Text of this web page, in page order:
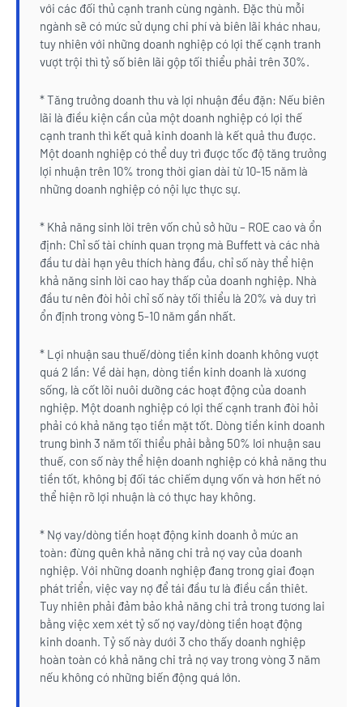
với các đối thủ cạnh tranh cùng ngành. Đặc thù mỗi
ngành sẽ có mức sử dụng chi phí và biên lãi khác nhau,
tuy nhiên với những doanh nghiệp có lợi thế cạnh tranh
vượt trội thì tỷ số biên lãi gộp tối thiểu phải trên 30%.
* Tăng trưởng doanh thu và lợi nhuận đều đặn: Nếu biên
lãi là điều kiện cần của một doanh nghiệp có lợi thế
cạnh tranh thì kết quả kinh doanh là kết quả thu được.
Một doanh nghiệp có thể duy trì được tốc độ tăng trưởng
lợi nhuận trên 10% trong thời gian dài từ 10-15 năm là
những doanh nghiệp có nội lực thực sự.
* Khả năng sinh lời trên vốn chủ sở hữu – ROE cao và ổn
định: Chỉ số tài chính quan trọng mà Buffett và các nhà
đầu tư dài hạn yêu thích hàng đầu, chỉ số này thể hiện
khả năng sinh lời cao hay thấp của doanh nghiệp. Nhà
đầu tư nên đòi hỏi chỉ số này tối thiểu là 20% và duy trì
ổn định trong vòng 5-10 năm gần nhất.
* Lợi nhuận sau thuế/dòng tiền kinh doanh không vượt
quá 2 lần: Về dài hạn, dòng tiền kinh doanh là xương
sống, là cốt lõi nuôi dưỡng các hoạt động của doanh
nghiệp. Một doanh nghiệp có lợi thế cạnh tranh đòi hỏi
phải có khả năng tạo tiền mặt tốt. Dòng tiền kinh doanh
trung bình 3 năm tối thiểu phải bằng 50% lơi nhuận sau
thuế, con số này thể hiện doanh nghiệp có khả năng thu
tiền tốt, không bị đối tác chiếm dụng vốn và hơn hết nó
thể hiện rõ lợi nhuận là có thực hay không.
* Nợ vay/dòng tiền hoạt động kinh doanh ở mức an
toàn: đừng quên khả năng chi trả nợ vay của doanh
nghiệp. Với những doanh nghiệp đang trong giai đoạn
phát triển, việc vay nợ để tái đầu tư là điều cần thiêt.
Tuy nhiên phải đảm bảo khả năng chi trả trong tương lai
bằng việc xem xét tỷ số nợ vay/dòng tiền hoạt động
kinh doanh. Tỷ số này dưới 3 cho thấy doanh nghiệp
hoàn toàn có khả năng chi trả nợ vay trong vòng 3 năm
nếu không có những biến động quá lớn.